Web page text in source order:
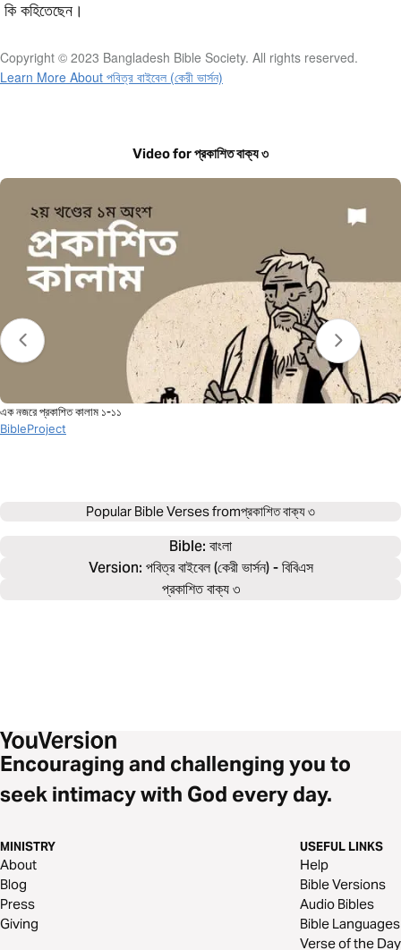
কি কহিতেছেন।
Copyright © 2023 Bangladesh Bible Society. All rights reserved.
Learn More About পবিত্র বাইবেল (কেরী ভার্সন)
Video for প্রকাশিত বাক্য ৩
এক নজরে প্রকাশিত কালাম ১-১১
BibleProject
Popular Bible Verses fromপ্রকাশিত বাক্য ৩
Bible: বাংলা
Version: পবিত্র বাইবেল (কেরী ভার্সন) - বিবিএস
প্রকাশিত বাক্য ৩
Encouraging and challenging you to
seek intimacy with God every day.
MINISTRY
About
Blog
Press
Giving
USEFUL LINKS
Help
Bible Versions
Audio Bibles
Bible Languages
Verse of the Day